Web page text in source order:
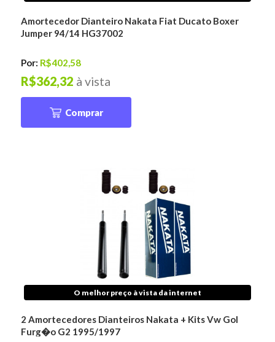
Amortecedor Dianteiro Nakata Fiat Ducato Boxer
Jumper 94/14 HG37002
Por: R$402,58
à vista
R$362,32
Comprar
O melhor preço à vista da internet
2 Amortecedores Dianteiros Nakata + Kits Vw Gol
Furg�o G2 1995/1997